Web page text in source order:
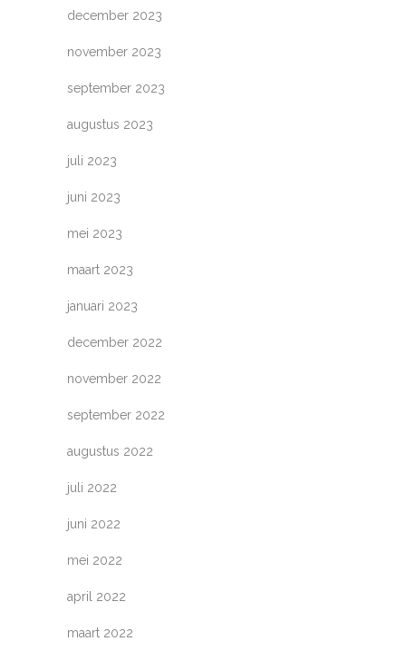
december 2023
november 2023
september 2023
augustus 2023
juli 2023
juni 2023
mei 2023
maart 2023
januari 2023
december 2022
november 2022
september 2022
augustus 2022
juli 2022
juni 2022
mei 2022
april 2022
maart 2022